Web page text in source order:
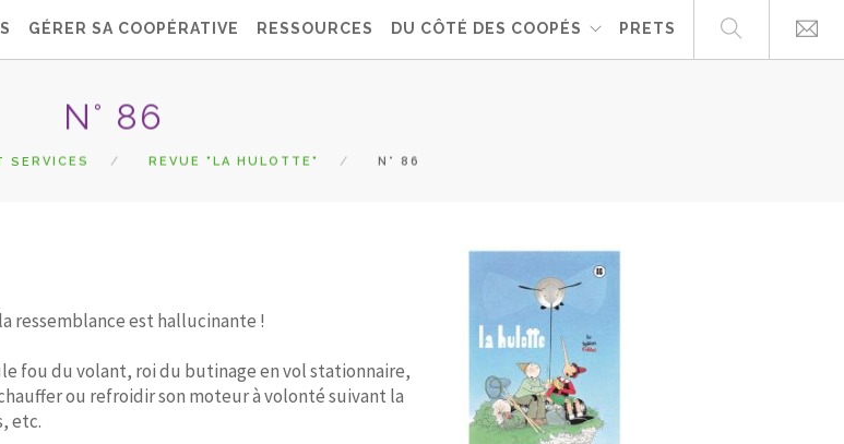
GÉRER SA COOPÉRATIVE RESSOURCES DU CÔTÉ DES COOPÉS PRETS
N° 86
SERVICES REVUE "LA HULOTTE" N° 86
ressemblance est hallucinante !
fou du volant, roi du butinage en vol stationnaire,
ou refroidir son moteur à volonté suivant la
etc.